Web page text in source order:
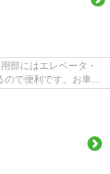
部にはエレベータ・
で便利です。お車を